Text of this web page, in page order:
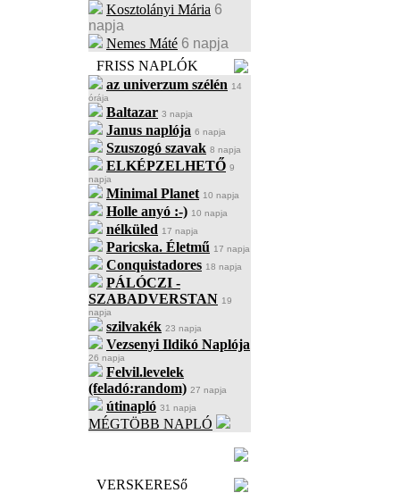
Kosztolányi Mária 6
napja
Nemes Máté 6 napja
FRISS NAPLÓK
az univerzum szélén 14
órája
Baltazar 3 napja
Janus naplója 6 napja
Szuszogó szavak 8 napja
ELKÉPZELHETŐ 9
napja
Minimal Planet 10 napja
Holle anyó :-) 10 napja
nélküled 17 napja
Paricska. Életmű 17 napja
Conquistadores 18 napja
PÁLÓCZI -
SZABADVERSTAN 19
napja
szilvakék 23 napja
Vezsenyi Ildikó Naplója
26 napja
Felvil.levelek
(feladó:random) 27 napja
útinapló 31 napja
MÉGTÖBB NAPLÓ
VERSKERESő